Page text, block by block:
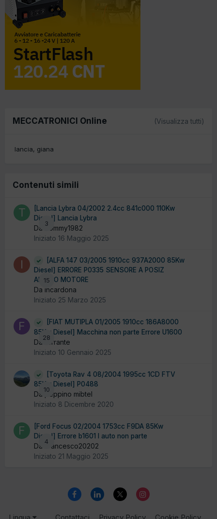
MECCATRONICI Online (Visualizza tutti)
lancia giana
Contenuti simili
3
[Lancia Lybra 04/2002 2.4cc 841c000 110Kw
Diesel] Lancia Lybra
Da Tommy1982
Iniziato 16 Maggio 2025
15
[ALFA 147 03/2005 1910cc 937A2000 85Kw
Diesel] ERRORE P0335 SENSORE A POSIZ
ALBERO MOTORE
Da incardona
Iniziato 25 Marzo 2025
28
[FIAT MUTIPLA 01/2005 1910cc 186A8000
85Kw Diesel] Macchina non parte Errore U1600
Da ferrante
Iniziato 10 Gennaio 2025
10
[Toyota Rav 4 08/2004 1995cc 1CD FTV
85Kw Diesel] P0488
Da peppino mibtel
Iniziato 8 Dicembre 2020
4
[Ford Focus 02/2004 1753cc F9DA 85Kw
Diesel] Errore b1601 l auto non parte
Da Francesco20202
Iniziato 21 Maggio 2025